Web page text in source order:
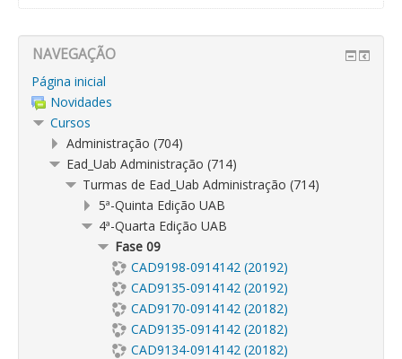
NAVEGAÇÃO
Página inicial
Novidades
Cursos
Administração (704)
Ead_Uab Administração (714)
Turmas de Ead_Uab Administração (714)
5ª-Quinta Edição UAB
4ª-Quarta Edição UAB
Fase 09
CAD9198-0914142 (20192)
CAD9135-0914142 (20192)
CAD9170-0914142 (20182)
CAD9135-0914142 (20182)
CAD9134-0914142 (20182)